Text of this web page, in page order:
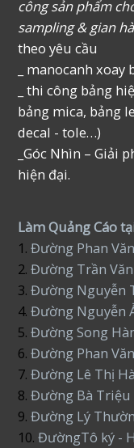
công sản phẩm
sampling & gian
theo yêu cầu
_ manocanh
_ thi công bảng
bảng mica, bảng
decal - tole…)
_Góc Nhìn – Giải
hiện đại.
Làm Quảng Cáo
1.Đường Phan
2.Đường Trần
3.Đường Nguyễn
4. Đường Nguyễn
5.Đường Song
6.Đường Phan
7. Đường Lê Thị Hà
8.Đường Bà Triệu
9.Đường Lý
10.ĐườngTô ký -